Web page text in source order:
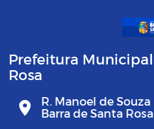
Prefeitura
Rosa
R. Manoel de Souza
Barra de Santa